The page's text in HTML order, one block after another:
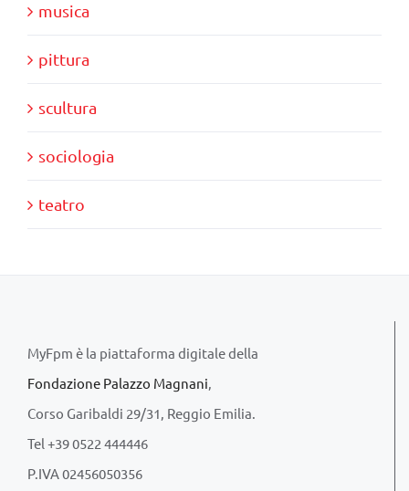
musica
pittura
scultura
sociologia
teatro
MyFpm è la piattaforma digitale della
Fondazione Palazzo Magnani,
Corso Garibaldi 29/31, Reggio Emilia.
Tel +39 0522 444446
P.IVA 02456050356